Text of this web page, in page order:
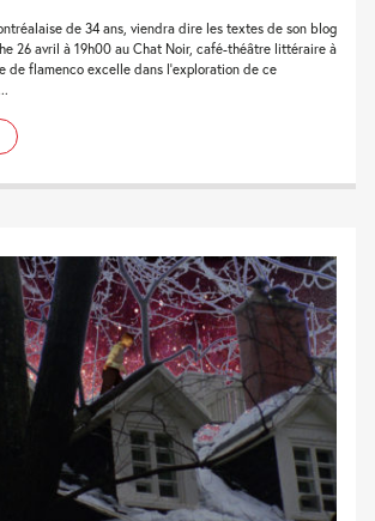
de 34 ans, viendra dire les textes de son blog
26 avril à 19h00 au Chat Noir, café-théâtre littéraire à
de flamenco excelle dans l’exploration de ce